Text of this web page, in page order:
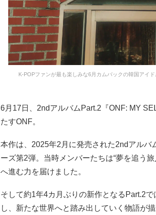
K-POPファンが最も楽しみな6月カムバックの韓国アイ
6月17日、2ndアルバムPart.2『ONF: MY
たすONF。
本作は、2025年2月に発売された2ndアルバ
ーズ第2弾。当時メンバーたちは“夢を追う
へ進む力を届けました。
そして約1年4カ月ぶりの新作となるPart.2
し、新たな世界へと踏み出していく物語が